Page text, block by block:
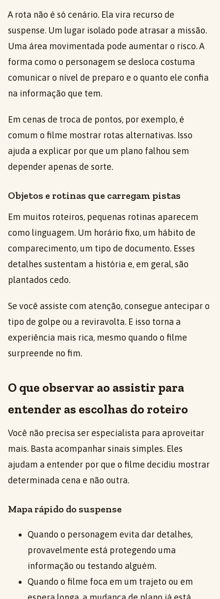
A rota não é só cenário. Ela vira recurso de
suspense. Um lugar isolado pode atrasar a missão.
Uma área movimentada pode aumentar o risco. A
forma como o personagem se desloca costuma
comunicar o nível de preparo e o quanto ele confia
na informação que tem.
Em cenas de troca de pontos, por exemplo, é
comum o filme mostrar rotas alternativas. Isso
ajuda a explicar por que um plano falhou sem
depender apenas de sorte.
Objetos e rotinas que carregam pistas
Em muitos roteiros, pequenas rotinas aparecem
como linguagem. Um horário fixo, um hábito de
comparecimento, um tipo de documento. Esses
detalhes sustentam a história e, em geral, são
plantados cedo.
Se você assiste com atenção, consegue antecipar o
tipo de golpe ou a reviravolta. E isso torna a
experiência mais rica, mesmo quando o filme
surpreende no fim.
O que observar ao assistir para
entender as escolhas do roteiro
Você não precisa ser especialista para aproveitar
mais. Basta acompanhar sinais simples. Eles
ajudam a entender por que o filme decidiu mostrar
determinada cena e não outra.
Mapa rápido do suspense
Quando o personagem evita dar detalhes,
provavelmente está protegendo uma
informação ou testando alguém.
Quando o filme foca em um trajeto ou em